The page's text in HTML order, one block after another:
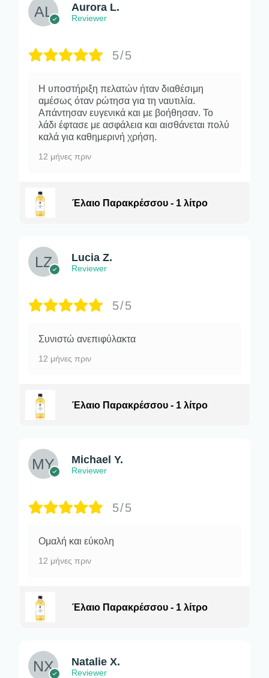
Aurora L.
Reviewer
5/5
Η υποστήριξη πελατών ήταν διαθέσιμη
αμέσως όταν ρώτησα για τη ναυτιλία.
Απάντησαν ευγενικά και με βοήθησαν. Το
λάδι έφτασε με ασφάλεια και αισθάνεται πολύ
καλά για καθημερινή χρήση.
12 μήνες πριν
Έλαιο Παρακρέσσου - 1 λίτρο
Lucia Z.
Reviewer
5/5
Συνιστώ ανεπιφύλακτα
12 μήνες πριν
Έλαιο Παρακρέσσου - 1 λίτρο
Michael Y.
Reviewer
5/5
Ομαλή και εύκολη
12 μήνες πριν
Έλαιο Παρακρέσσου - 1 λίτρο
Natalie X.
Reviewer